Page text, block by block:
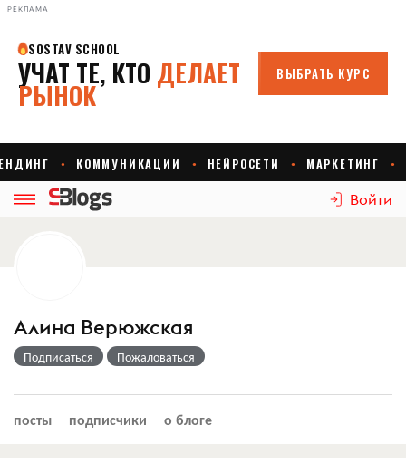
РЕКЛАМА
Войти
Алина Верюжская
Подписаться Пожаловаться
посты подписчики о блоге